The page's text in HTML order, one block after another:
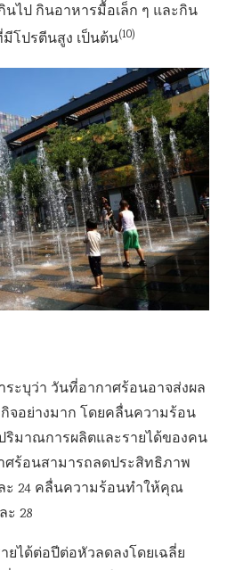
นไป กินอาหารมื้อเล็ก ๆ และกิน
โปรตีนสูง เป็นต้น(10)
ะบุว่า วันที่อากาศร้อนอาจส่งผล
จอย่างมาก โดยคลื่นความร้อน
ริมาณการผลิตและรายได้ของคน
ศร้อนสามารถลดประสิทธิภาพ
ะ 24 คลื่นความร้อนทำให้คุณ
28
ได้ต่อปีต่อหัวลดลงโดยเฉลี่ย